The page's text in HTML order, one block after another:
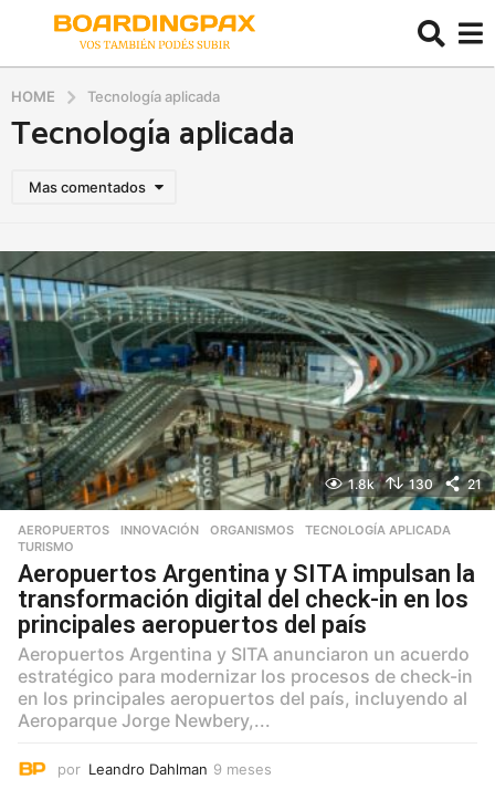
HOME Tecnología aplicada
Tecnología aplicada
Mas comentados
1.8k 130 21
AEROPUERTOS ,INNOVACIÓN ,ORGANISMOS ,TECNOLOGÍA APLICADA
TURISMO
Aeropuertos Argentina y SITA impulsan la
transformación digital del check-in en los
principales aeropuertos del país
Aeropuertos Argentina y SITA anunciaron un acuerdo
estratégico para modernizar los procesos de check-in
en los principales aeropuertos del país, incluyendo al
Aeroparque Jorge Newbery,...
por Leandro Dahlman 9 meses